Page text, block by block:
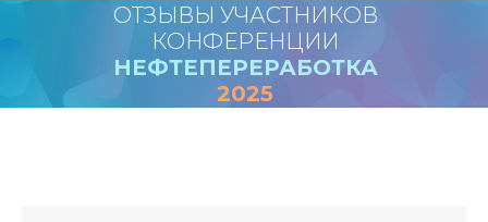
ОТЗЫВЫ УЧАСТНИКОВ
КОНФЕРЕНЦИИ
НЕФТЕПЕРЕРАБОТКА
2025